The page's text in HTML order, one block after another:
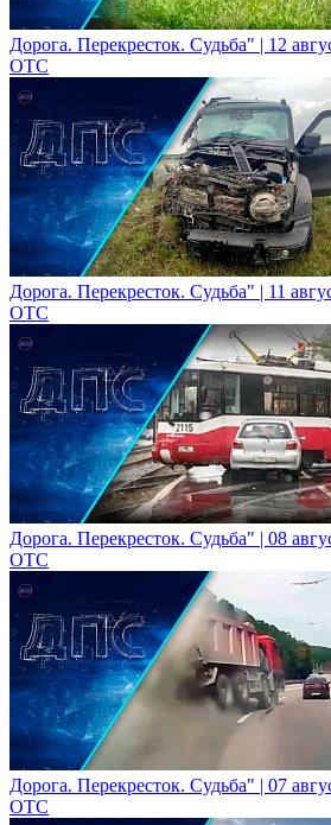
Дорога. Перекресток. Судьба" | 12
ОТС
Дорога. Перекресток. Судьба" | 11
ОТС
Дорога. Перекресток. Судьба" | 08
ОТС
Дорога. Перекресток. Судьба" | 07
ОТС